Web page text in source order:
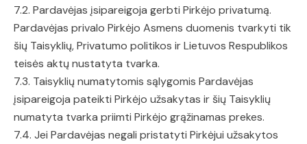
7.2. Pardavėjas įsipareigoja gerbti Pirkėjo privatumą.
Pardavėjas privalo Pirkėjo Asmens duomenis tvarkyti tik
šių Taisyklių, Privatumo politikos ir Lietuvos Respublikos
teisės aktų nustatyta tvarka.
7.3. Taisyklių numatytomis sąlygomis Pardavėjas
įsipareigoja pateikti Pirkėjo užsakytas ir šių Taisyklių
numatyta tvarka priimti Pirkėjo grąžinamas prekes.
7.4. Jei Pardavėjas negali pristatyti Pirkėjui užsakytos